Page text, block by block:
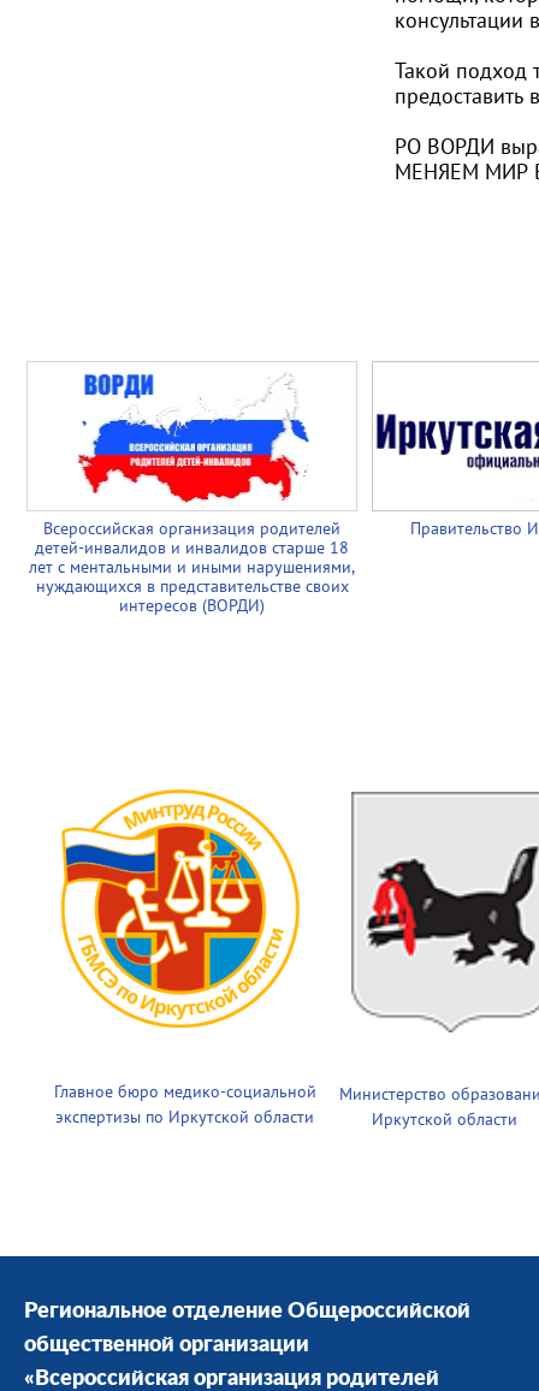
консультации
Такой подход
РО ВОРДИ
МЕНЯЕМ МИР
Всероссийская организация родителей
детей-инвалидов и инвалидов старше 18
лет с ментальными и иными нарушениями,
нуждающихся в представительстве своих
интересов (ВОРДИ)
Правительство
Главное бюро медико-социальной
экспертизы по Иркутской области
Министерство
Иркутской области
Региональное отделение Общероссийской
общественной организации
«Всероссийская организация родителей